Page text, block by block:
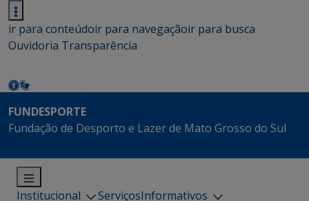
ir para conteúdoir para navegaçãoir para busca
Ouvidoria Transparência
FUNDESPORTE
Fundação de Desporto e Lazer de Mato Grosso do Sul
Institucional ServiçosInformativos